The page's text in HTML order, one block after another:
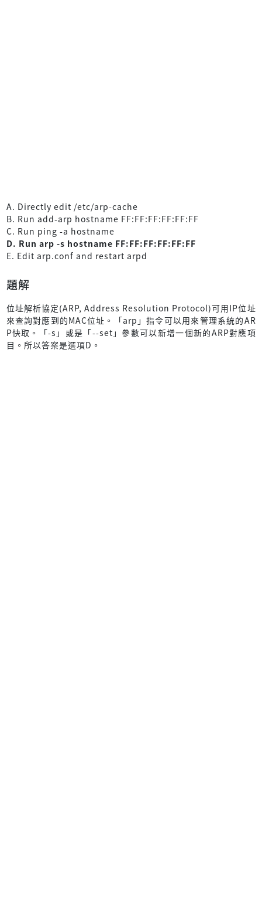
A. Directly edit /etc/arp-cache
B. Run add-arp hostname FF:FF:FF:FF:FF:FF
C. Run ping -a hostname
D. Run arp -s hostname FF:FF:FF:FF:FF:FF
E. Edit arp.conf and restart arpd
題解
位址解析協定(ARP, Address Resolution Protocol)可用IP位址
來查詢對應到的MAC位址。「arp」指令可以用來管理系統的AR
P快取。「-s」或是「--set」參數可以新增一個新的ARP對應項
目。所以答案是選項D。